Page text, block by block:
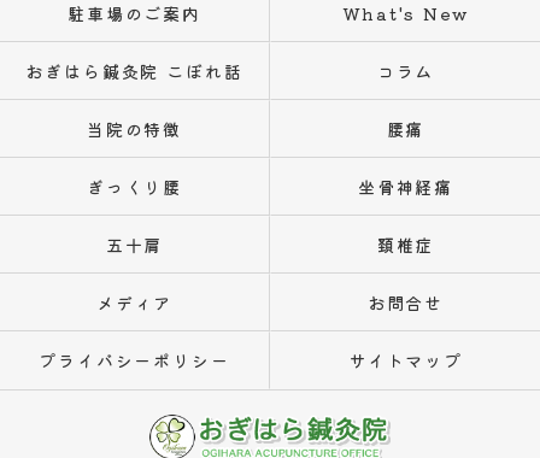
駐車場のご案内 What's New
おぎはら鍼灸院 こぼれ話 コラム
当院の特徴 腰痛
ぎっくり腰 坐骨神経痛
五十肩 頚椎症
メディア お問合せ
プライバシーポリシー サイトマップ